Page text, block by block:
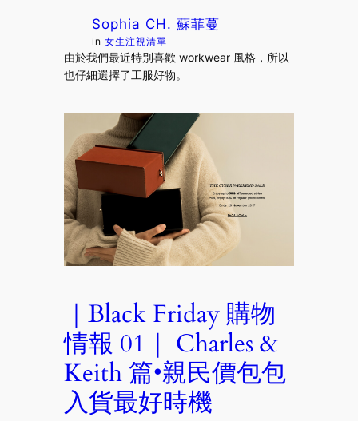
Sophia CH. 蘇菲蔓
in女生注視清單
由於我們最近特別喜歡 workwear 風格，所以
也仔細選擇了工服好物。
｜Black Friday 購物
情報 01｜ Charles &
Keith 篇•親民價包包
入貨最好時機